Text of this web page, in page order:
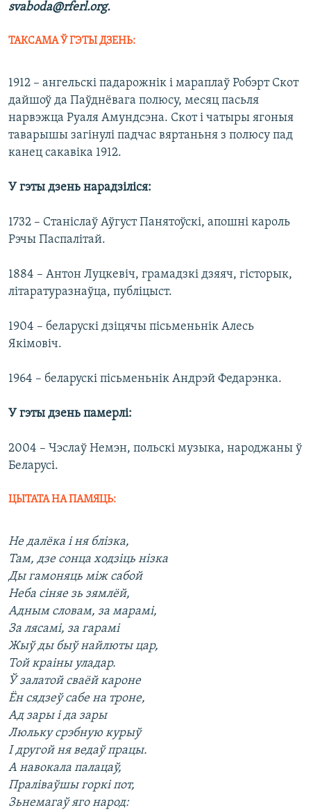
svaboda@rferl.org.
ТАКСАМА Ў ГЭТЫ ДЗЕНЬ:
1912 – ангельскі падарожнік і мараплаў Робэрт Скот
дайшоў да Паўднёвага полюсу, месяц пасьля
нарвэжца Руаля Амундсэна. Скот і чатыры ягоныя
таварышы загінулі падчас вяртаньня з полюсу пад
канец сакавіка 1912.
У гэты дзень нарадзіліся:
1732 – Станіслаў Аўгуст Панятоўскi, апошні кароль
Рэчы Паспалітай.
1884 – Антон Луцкевіч, грамадзкі дзяяч, гісторык,
літаратуразнаўца, публіцыст.
1904 – беларускі дзіцячы пісьменьнік Алесь
Якімовіч.
1964 – беларускі пісьменьнік Андрэй Федарэнка.
У гэты дзень памерлі:
2004 – Чэслаў Немэн, польскі музыка, народжаны ў
Беларусі.
ЦЫТАТА НА ПАМЯЦЬ:
Не далёка і ня блізка,
Там, дзе сонца ходзіць нізка
Ды гамоняць між сабой
Неба сіняе зь зямлёй,
Адным словам, за марамі,
За лясамі, за гарамі
Жыў ды быў найлюты цар,
Той краіны уладар.
Ў залатой сваёй кароне
Ён сядзеў сабе на троне,
Ад зары і да зары
Люльку срэбную курыў
І другой ня ведаў працы.
А навокала палацаў,
Праліваўшы горкі пот,
Зьнемагаў яго народ: